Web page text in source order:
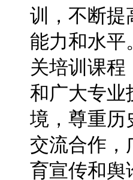
训，不断提
能力和水平
关培训课程
和广大专业
境，尊重历
交流合作，
育宣传和舆